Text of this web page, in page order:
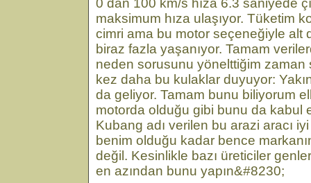
0 dan 100 km/s hıza 6.3 saniyede
maksimum hıza ulaşıyor. Tüketim
cimri ama bu motor seçeneğiyle alt
biraz fazla yaşanıyor. Tamam
neden sorusunu yönelttiğim zaman
kez daha bu kulaklar duyuyor:
da geliyor. Tamam bunu biliyorum
motorda olduğu gibi bunu da kabul
Kubang adı verilen bu arazi aracı
benim olduğu kadar bence
değil. Kesinlikle bazı üreticiler
en azından bunu yapın&#8230;